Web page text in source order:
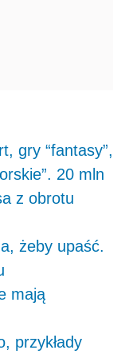
gry “fantasy”,
20 mln
z obrotu
żeby upaść.
mają
przykłady